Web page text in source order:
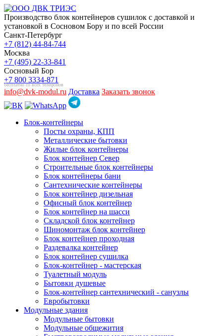
Производство блок контейнеров сушилок с доставкой и
установкой в Сосновом Бору и по всей России
Санкт-Петербург
+7 (812) 44-84-744
Москва
+7 (495) 22-33-841
Сосновый Бор
+7 800 3334-871
бесплатно со всех телефонов
info@dvk-modul.ru Доставка Заказать звонок
Блок-контейнеры
Посты охраны, КПП
Металлические бытовки
Жилые блок контейнеры
Блок контейнер Север
Строительные блок контейнеры
Блок контейнеры бани
Сантехнические контейнеры
Блок контейнер дизельная
Офисный блок контейнер
Блок контейнер на шасси
Складской блок контейнер
Шиномонтаж блок контейнер
Блок контейнер проходная
Раздевалка контейнер
Блок контейнер сушилка
Блок-контейнер - мастерская
Туалетный модуль
Бытовки душевые
Блок-контейнер сантехнический - санузлы
Евробытовки
Модульные здания
Модульные бытовки
Модульные общежития